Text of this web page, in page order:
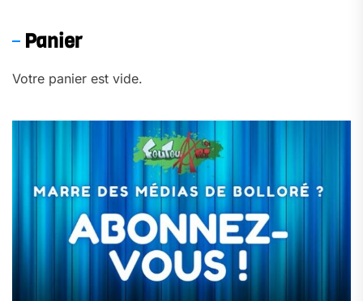
Panier
Votre panier est vide.